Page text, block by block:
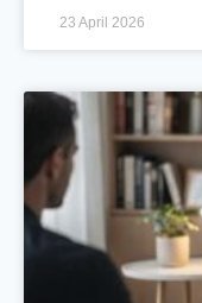
23 April 2026